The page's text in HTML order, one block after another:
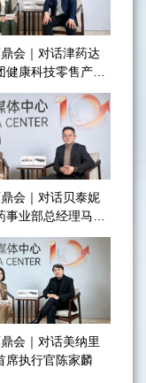
会｜对话津药达
健康科技零售产品
部总监吴波
会｜对话贝泰妮
事业部总经理马春
会｜对话美纳里
席执行官陈家麟